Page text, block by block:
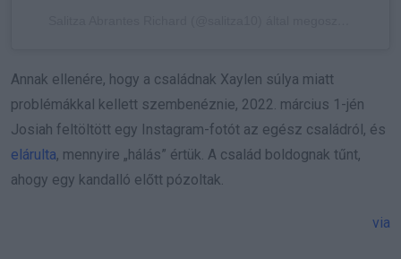
Annak ellenére, hogy a családnak Xaylen súlya miatt
problémákkal kellett szembenéznie, 2022. március 1-jén
Josiah feltöltött egy Instagram-fotót az egész családról, és
elárulta, mennyire „hálás” értük. A család boldognak tűnt,
ahogy egy kandalló előtt pózoltak.
via